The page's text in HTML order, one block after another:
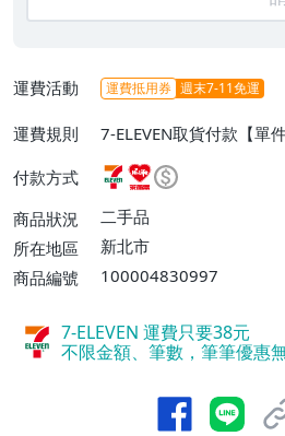
運費活動 運費抵用券 週末7-11免運
運費規則
7-ELEVEN取貨付款【單
$2000免運費】、萊爾富
費$60、消費滿$2000免
取/不寄送【免運費】、
費$80、消費滿$2000免
付款方式
商品狀況
二手品
所在地區
新北市
商品編號
100004830997
7-ELEVEN 運費只要38元
不限金額、筆數，筆筆優惠